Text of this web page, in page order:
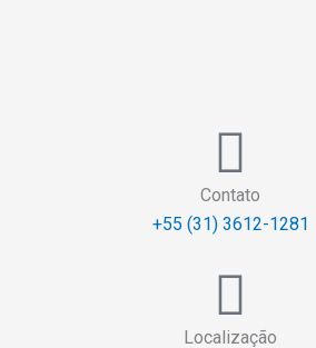
Contato
+55 (31) 3612-1281
Localização